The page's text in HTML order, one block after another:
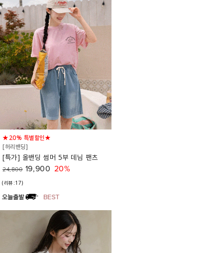
★20% 특별할인★
[허리밴딩]
[특가] 올밴딩 썸머 5부 데님 팬츠
24,800 19,900 20%
(리뷰:17)